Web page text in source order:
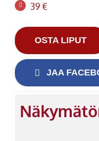
39 €
OSTA LIPUT
JAA